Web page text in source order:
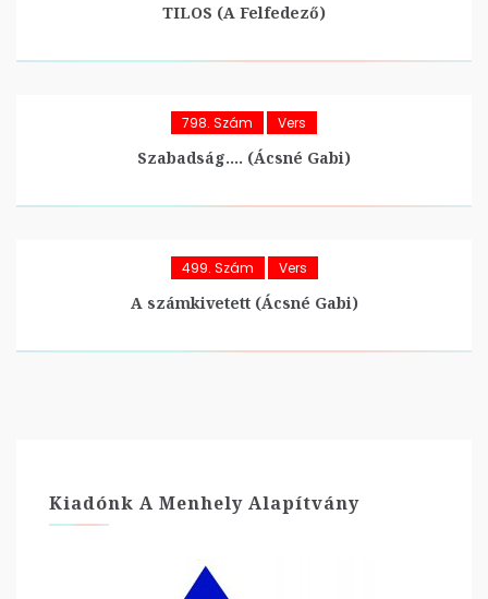
TILOS (A Felfedező)
798. Szám Vers
Szabadság…. (Ácsné Gabi)
499. Szám Vers
A számkivetett (Ácsné Gabi)
Kiadónk A Menhely Alapítvány